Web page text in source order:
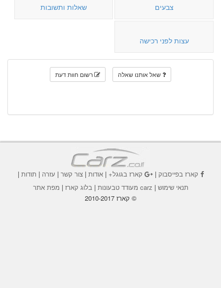
צבעים שאלות ותשובות
עצות לפני רכישה
שאל אותנו שאלה רשום חוות דעת
קארז בפייסבוק| קארז בגוגל+|אודות |צור קשר | עזרה | תודות |
תנאי שימוש | carz מעודד טבעונות | בלוג קארז | מפת אתר
© קארז 2010-2017